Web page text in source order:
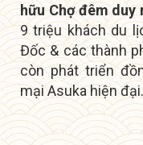
hữu Chợ đêm duy
9 triệu khách du
Đốc & các thành
còn phát triển
mại Asuka hiện đại.